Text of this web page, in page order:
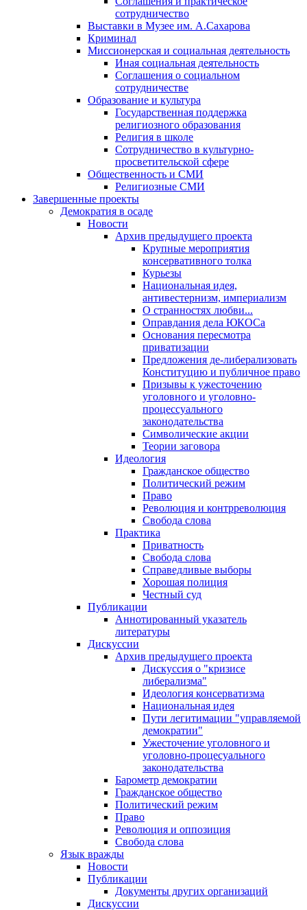
сотрудничество
Выставки в Музее им. А.Сахарова
Криминал
Миссионерская и социальная деятельность
Иная социальная деятельность
Соглашения о социальном
сотрудничестве
Образование и культура
Государственная поддержка
религиозного образования
Религия в школе
Сотрудничество в культурно-
просветительской сфере
Общественность и СМИ
Религиозные СМИ
Завершенные проекты
Демократия в осаде
Новости
Архив предыдущего проекта
Крупные мероприятия
консервативного толка
Курьезы
Национальная идея,
антивестернизм, империализм
О странностях любви...
Оправдания дела ЮКОСа
Основания пересмотра
приватизации
Предложения де-либерализовать
Конституцию и публичное право
Призывы к ужесточению
уголовного и уголовно-
процессуального
законодательства
Символические акции
Теории заговора
Идеология
Гражданское общество
Политический режим
Право
Революция и контрреволюция
Свобода слова
Практика
Приватность
Свобода слова
Справедливые выборы
Хорошая полиция
Честный суд
Публикации
Аннотированный указатель
литературы
Дискуссии
Архив предыдущего проекта
Дискуссия о "кризисе
либерализма"
Идеология консерватизма
Национальная идея
Пути легитимации "управляемой
демократии"
Ужесточение уголовного и
уголовно-процесуального
законодательства
Барометр демократии
Гражданское общество
Политический режим
Право
Революция и оппозиция
Свобода слова
Язык вражды
Новости
Публикации
Документы других организаций
Дискуссии